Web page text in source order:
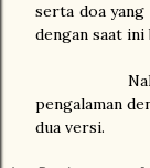
serta doa yang
dengan saat ini
pengalaman
dua versi.